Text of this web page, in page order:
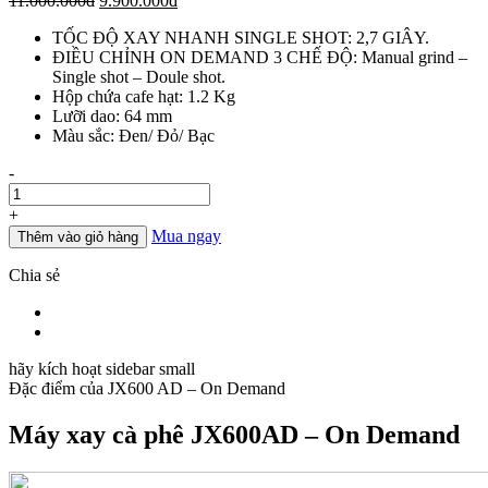
là:
11.000.000đ.
tại
là:
9.900.000đ.
TỐC ĐỘ XAY NHANH SINGLE SHOT: 2,7 GIÂY.
ĐIỀU CHỈNH ON DEMAND 3 CHẾ ĐỘ: Manual grind –
Single shot – Doule shot.
Hộp chứa cafe hạt: 1.2 Kg
Lưỡi dao: 64 mm
Màu sắc: Đen/ Đỏ/ Bạc
Số
lượng
-
+
Thêm vào giỏ hàng Mua ngay
Chia sẻ
hãy kích hoạt sidebar small
Đặc điểm của JX600 AD – On Demand
Máy xay cà phê JX600AD – On Demand